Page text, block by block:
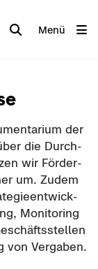
Menü
der
die Durch­
wir För­der­
um. Zudem
Mo­ni­to­ring
von Ver­ga­ben.